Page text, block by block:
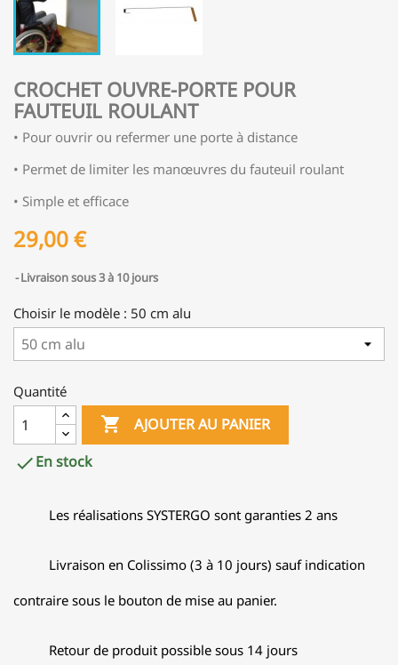
CROCHET OUVRE-PORTE POUR
FAUTEUIL ROULANT
• Pour ouvrir ou refermer une porte à distance
• Permet de limiter les manœuvres du fauteuil roulant
• Simple et efficace
29,00 €
Livraison sous 3 à 10 jours
Choisir le modèle : 50 cm alu
Quantité
 AJOUTER AU PANIER
En stock
Les réalisations SYSTERGO sont garanties 2 ans
Livraison en Colissimo (3 à 10 jours) sauf indication
contraire sous le bouton de mise au panier.
Retour de produit possible sous 14 jours